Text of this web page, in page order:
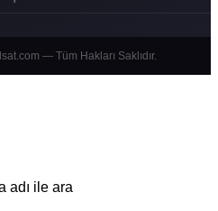
— Tüm Hakları Saklıdır.
adı ile ara